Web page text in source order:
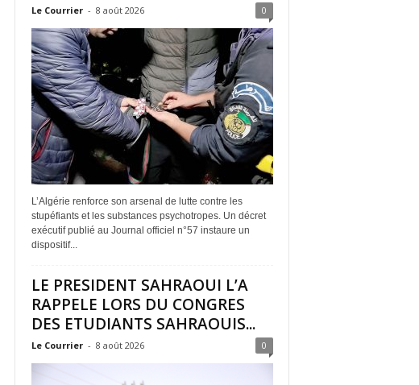
Le Courrier - 8 août 2026 0
L’Algérie renforce son arsenal de lutte contre les
stupéfiants et les substances psychotropes. Un décret
exécutif publié au Journal officiel n°57 instaure un
dispositif...
LE PRESIDENT SAHRAOUI L’A
RAPPELE LORS DU CONGRES
DES ETUDIANTS SAHRAOUIS...
Le Courrier - 8 août 2026 0